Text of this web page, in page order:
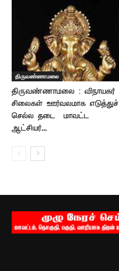
திருவண்ணாமலை
திருவண்ணாமலை : விநாயகர்
சிலைகள் ஊர்வலமாக எடுத்துச்
செல்ல தடை – மாவட்ட
ஆட்சியர்...